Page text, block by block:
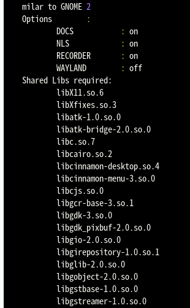
milar to GNOME 2
Options :
        DOCS
: on
        NLS
: on
        RECORDER
: on
        WAYLAND
: off
Shared Libs required:
        libX11.so.6
        libXfixes.so.3
        libatk-1.0.so.0
        libatk-bridge-2.0.so.0
        libc.so.7
        libcairo.so.2
        libcinnamon-desktop.so.4
        libcinnamon-menu-3.so.0
        libcjs.so.0
        libgcr-base-3.so.1
        libgdk-3.so.0
        libgdk_pixbuf-2.0.so.0
        libgio-2.0.so.0
        libgirepository-1.0.so.1
        libglib-2.0.so.0
        libgobject-2.0.so.0
        libgstbase-1.0.so.0
        libgstreamer-1.0.so.0